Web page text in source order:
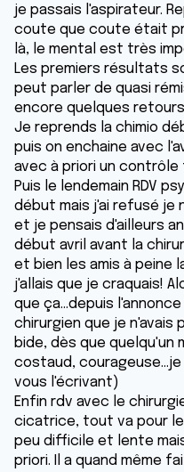
je passais l'aspirateur.
coute que coute était
là, le mental est très
Les premiers résultats
peut parler de quasi
encore quelques retours
Je reprends la chimio
puis on enchaine avec
avec à priori un contrôle
Puis le lendemain RDV
début mais j'ai refusé je
et je pensais d'ailleurs
début avril avant la
et bien les amis à peine
j'allais que je craquais!
que ça...depuis
chirurgien que je n'avais
bide, dès que
costaud,
vous l'écrivant)
Enfin rdv avec le
cicatrice, tout va pour
peu difficile et lente
priori. Il a quand même